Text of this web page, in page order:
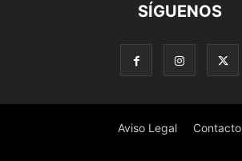
SÍGUENOS
Aviso Legal Contacto